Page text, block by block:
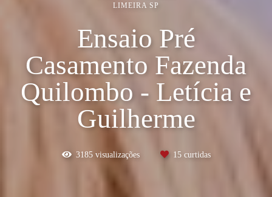
LIMEIRA SP
Ensaio Pré
Casamento Fazenda
Quilombo - Letícia e
Guilherme
3185visualizações 15curtidas